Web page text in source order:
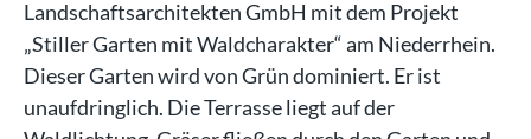
Landschaftsarchitekten GmbH mit dem Projekt
„Stiller Garten mit Waldcharakter“ am Niederrhein.
Dieser Garten wird von Grün dominiert. Er ist
unaufdringlich. Die Terrasse liegt auf der